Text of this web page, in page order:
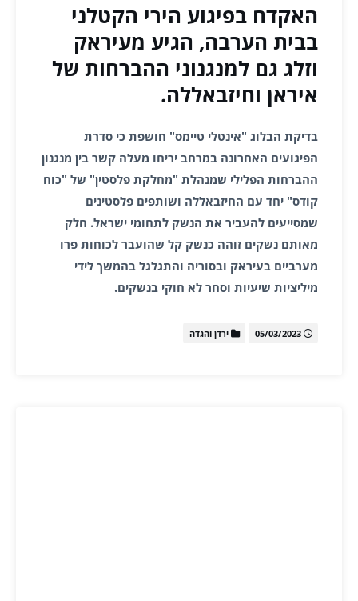
האקדח בפיגוע הירי הקטלני
בבית הערבה, הגיע מעיראק
וזלג גם למנגנוני ההברחות של
איראן וחיזבאללה.
בדיקת הבלוג "אינטלי טיימס" חושפת כי סדרת
הפיגועים האחרונה במרחב יריחו מעלה קשר בין מנגנון
ההברחות הפלילי שמנהלת "מחלקת פלסטין" של "כוח
קודס" יחד עם החיזבאללה ושותפים פלסטינים
שמסייעים להעביר את הנשק לתחומי ישראל. חלק
מאותם נשקים זוהה כנשק קל שהועבר לכוחות פרו
מערביים בעיראק ובסוריה והתגלגל בהמשך לידי
מיליציות שיעיות וסחר לא חוקי בנשקים.
05/03/2023 ירדן והגדה